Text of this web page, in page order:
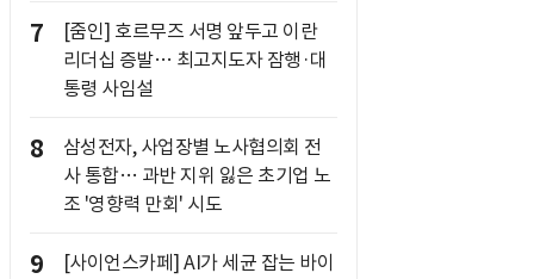
7
[줌인] 호르무즈 서명 앞두고 이란
리더십 증발… 최고지도자 잠행·대
통령 사임설
8
삼성전자, 사업장별 노사협의회 전
사 통합… 과반 지위 잃은 초기업 노
조 '영향력 만회' 시도
9 [사이언스카페] AI가 세균 잡는 바이